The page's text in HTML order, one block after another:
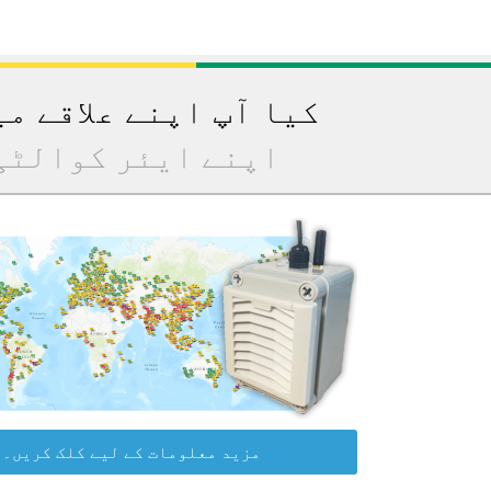
کیا آپ اپنے علاقے
اپنے ایئر
مزید معلومات کے لیے کلک کریں۔